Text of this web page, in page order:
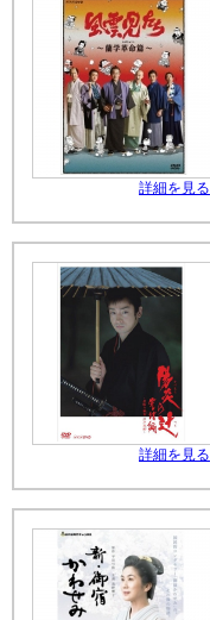
詳細を見る
詳細を見る